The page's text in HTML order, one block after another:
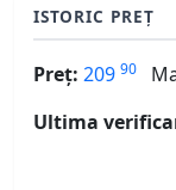
ISTORIC PREȚ
Preț: 209 90
Ultima